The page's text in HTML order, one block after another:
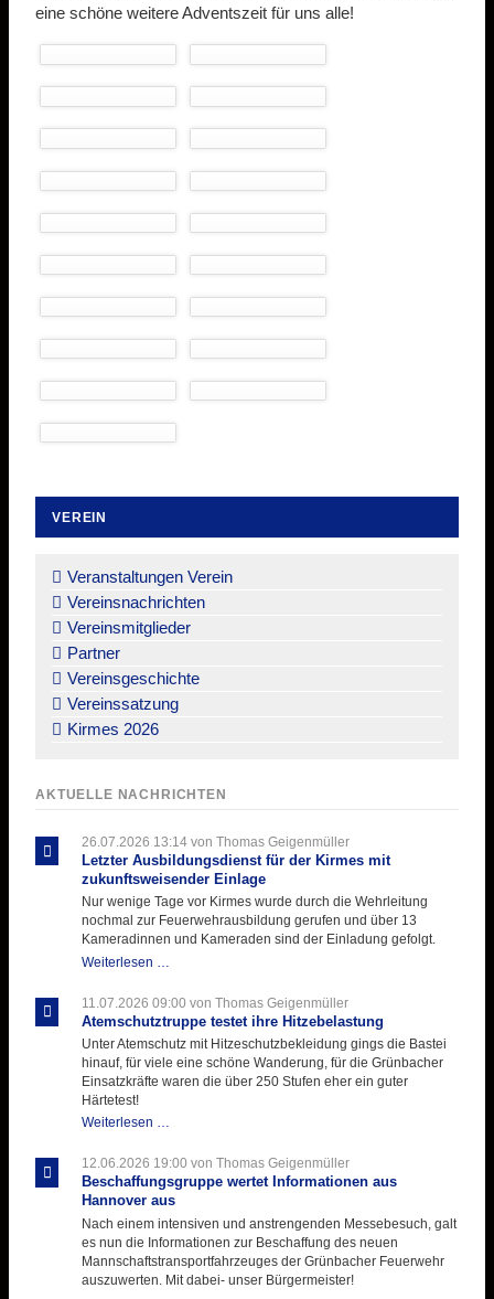
eine schöne weitere Adventszeit für uns alle!
VEREIN
überspringen
Veranstaltungen Verein
Vereinsnachrichten
Vereinsmitglieder
Partner
Vereinsgeschichte
Vereinssatzung
Kirmes 2026
AKTUELLE NACHRICHTEN
26.07.2026 13:14von Thomas Geigenmüller
Letzter Ausbildungsdienst für der Kirmes mit
zukunftsweisender Einlage
Nur wenige Tage vor Kirmes wurde durch die Wehrleitung
nochmal zur Feuerwehrausbildung gerufen und über 13
Kameradinnen und Kameraden sind der Einladung gefolgt.
Weiterlesen …
für
der
11.07.2026 09:00 von Thomas Geigenmüller
Atemschutztruppe testet ihre Hitzebelastung
Unter Atemschutz mit Hitzeschutzbekleidung gings die Bastei
hinauf, für viele eine schöne Wanderung, für die Grünbacher
Einsatzkräfte waren die über 250 Stufen eher ein guter
Härtetest!
Weiterlesen …
ihre
Hitzebelastung
12.06.2026 19:00 von Thomas Geigenmüller
Beschaffungsgruppe wertet Informationen aus
Hannover aus
Nach einem intensiven und anstrengenden Messebesuch, galt
es nun die Informationen zur Beschaffung des neuen
Mannschaftstransportfahrzeuges der Grünbacher Feuerwehr
auszuwerten. Mit dabei- unser Bürgermeister!